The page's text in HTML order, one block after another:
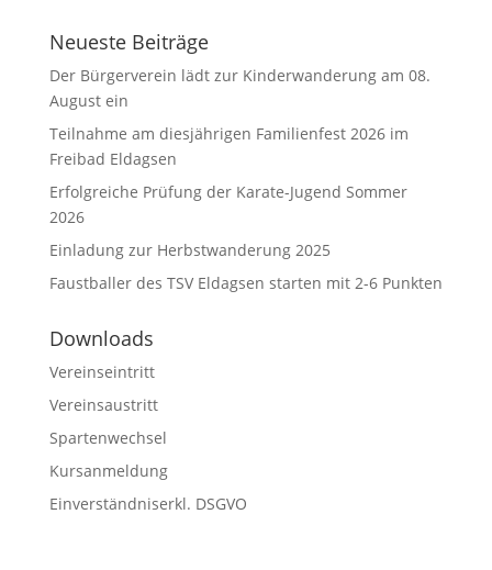
Neueste Beiträge
Der Bürgerverein lädt zur Kinderwanderung am 08.
August ein
Teilnahme am diesjährigen Familienfest 2026 im
Freibad Eldagsen
Erfolgreiche Prüfung der Karate-Jugend Sommer
2026
Einladung zur Herbstwanderung 2025
Faustballer des TSV Eldagsen starten mit 2-6 Punkten
Downloads
Vereinseintritt
Vereinsaustritt
Spartenwechsel
Kursanmeldung
Einverständniserkl. DSGVO